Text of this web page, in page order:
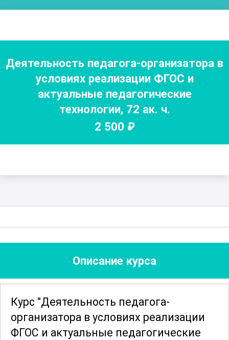
Деятельность педагога-организатора в
условиях реализации ФГОС и
актуальные педагогические
технологии, 72 ак. ч.
2 500 ₽
Описание курса
Курс "Деятельность педагога-
организатора в условиях реализации
ФГОС и актуальные педагогические